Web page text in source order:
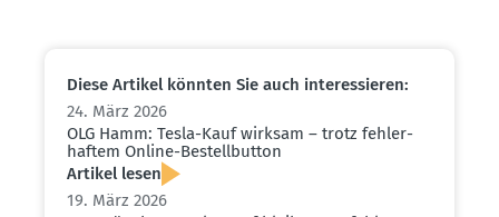
Diese Artikel könnten Sie auch inter­es­sieren:
24. März 2026
OLG Hamm: Tesla-Kauf wirksam – trotz fehler­
haftem Online-Bestell­button
Artikel lesen
19. März 2026